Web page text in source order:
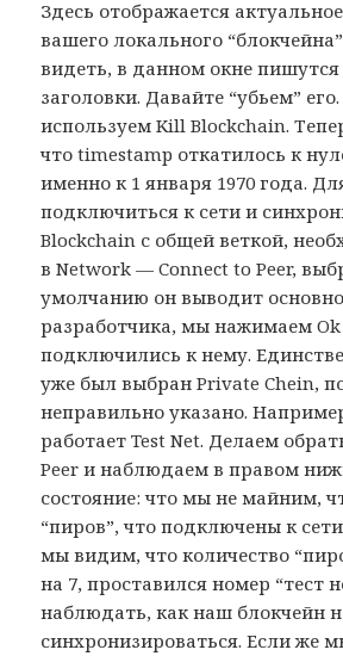
Здесь отображается
вашего локального
видеть, в данном окне
заголовки. Давайте “убьем”
используем Kill Blockchain.
что timestamp откатилось к
именно к 1 января 1970 года.
подключиться к сети и
Blockchain с общей веткой,
в Network — Connect to Peer,
умолчанию он выводит
разработчика, мы нажимаем
подключились к нему.
уже был выбран Private Chein,
неправильно указано.
работает Test Net. Делаем
Peer и наблюдаем в правом
состояние: что мы не майним,
“пиров”, что подключены к
мы видим, что количество
на 7, проставился номер “тест
наблюдать, как наш блокчейн
синхронизироваться. Если же